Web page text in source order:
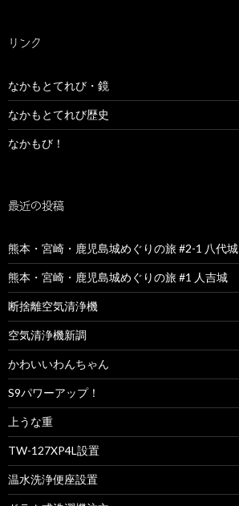
リンク
なかもとてれび・鏡
なかもとてれび歴史
なかもび！
最近の投稿
熊本・宮崎・鹿児島城めぐりの旅 #2-1 八代城
熊本・宮崎・鹿児島城めぐりの旅 #1 人吉城
断捨離空気清浄機
空気清浄機新調
かわいいわんちゃん
S9パワーアップ！
上うな重
TW-127XP4L設置
温水洗浄便座設置